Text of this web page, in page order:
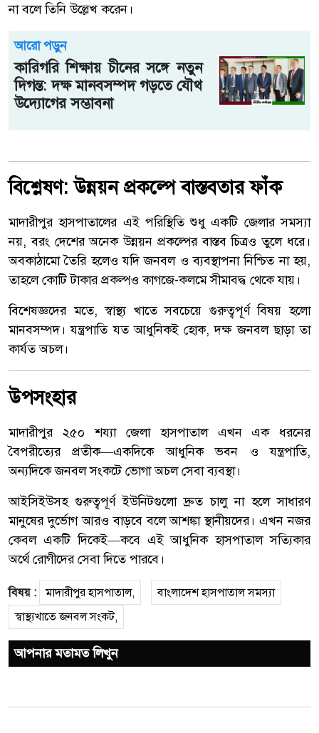
না বলে তিনি উল্লেখ করেন।
আরো পড়ুন
কারিগরি শিক্ষায় চীনের সঙ্গে নতুন
দিগন্ত: দক্ষ মানবসম্পদ গড়তে যৌথ
উদ্যোগের সম্ভাবনা
বিশ্লেষণ: উন্নয়ন প্রকল্পে বাস্তবতার ফাঁক
মাদারীপুর হাসপাতালের এই পরিস্থিতি শুধু একটি জেলার সমস্যা
নয়, বরং দেশের অনেক উন্নয়ন প্রকল্পের বাস্তব চিত্রও তুলে ধরে।
অবকাঠামো তৈরি হলেও যদি জনবল ও ব্যবস্থাপনা নিশ্চিত না হয়,
তাহলে কোটি টাকার প্রকল্পও কাগজে-কলমে সীমাবদ্ধ থেকে যায়।
বিশেষজ্ঞদের মতে, স্বাস্থ্য খাতে সবচেয়ে গুরুত্বপূর্ণ বিষয় হলো
মানবসম্পদ। যন্ত্রপাতি যত আধুনিকই হোক, দক্ষ জনবল ছাড়া তা
কার্যত অচল।
উপসংহার
মাদারীপুর ২৫০ শয্যা জেলা হাসপাতাল এখন এক ধরনের
বৈপরীত্যের প্রতীক—একদিকে আধুনিক ভবন ও যন্ত্রপাতি,
অন্যদিকে জনবল সংকটে ভোগা অচল সেবা ব্যবস্থা।
আইসিইউসহ গুরুত্বপূর্ণ ইউনিটগুলো দ্রুত চালু না হলে সাধারণ
মানুষের দুর্ভোগ আরও বাড়বে বলে আশঙ্কা স্থানীয়দের। এখন নজর
কেবল একটি দিকেই—কবে এই আধুনিক হাসপাতাল সত্যিকার
অর্থে রোগীদের সেবা দিতে পারবে।
বিষয় : মাদারীপুর হাসপাতাল,
বাংলাদেশ হাসপাতাল সমস্যা
স্বাস্থ্যখাতে জনবল সংকট,
আপনার মতামত লিখুন